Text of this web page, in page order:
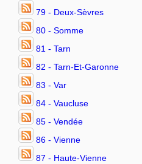
79 - Deux-Sèvres
80 - Somme
81 - Tarn
82 - Tarn-Et-Garonne
83 - Var
84 - Vaucluse
85 - Vendée
86 - Vienne
87 - Haute-Vienne